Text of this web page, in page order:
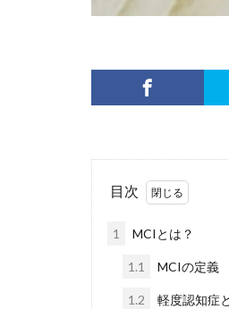
目次
1 MCIとは？
1.1 MCIの定義
1.2 軽度認知症